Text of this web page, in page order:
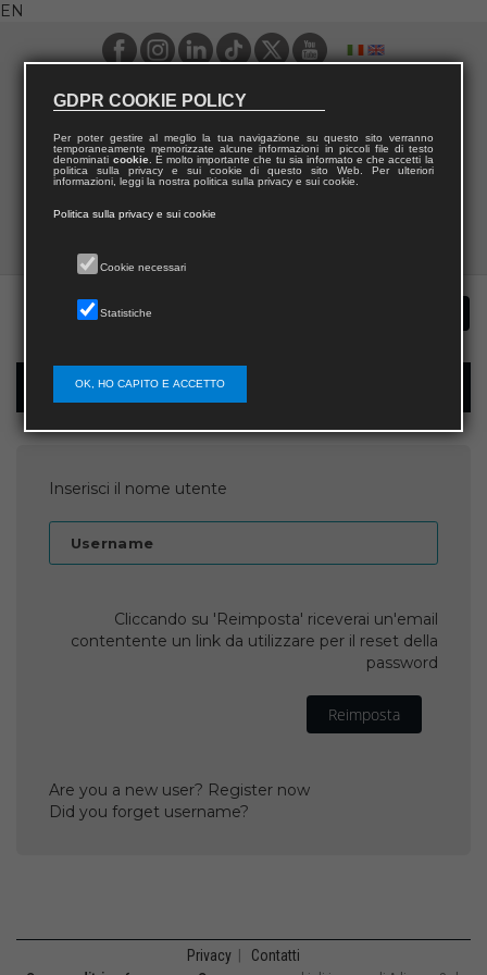
EN
Password recovery
Inserisci il nome utente
Username
Cliccando su 'Reimposta' riceverai un'email
contentente un link da utilizzare per il reset della
password
Reimposta
Are you a new user? Register now
Did you forget username?
Privacy Contatti
GDPR COOKIE POLICY
Per poter gestire al meglio la tua navigazione su questo sito verranno
temporaneamente memorizzate alcune informazioni in piccoli file di testo
denominati cookie. È molto importante che tu sia informato e che accetti la
politica sulla privacy e sui cookie di questo sito Web. Per ulteriori
informazioni, leggi la nostra politica sulla privacy e sui cookie.
Politica sulla privacy e sui cookie
Cookie necessari
Statistiche
OK, HO CAPITO E ACCETTO